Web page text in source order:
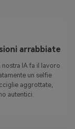
arrabbiate
IA fa il lavoro
un selfie
aggrottate,
autentici.